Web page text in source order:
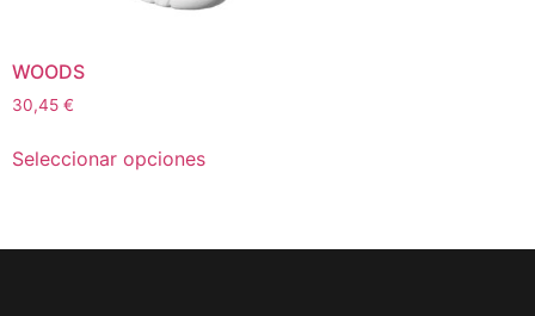
WOODS
30,45 €
Seleccionar opciones